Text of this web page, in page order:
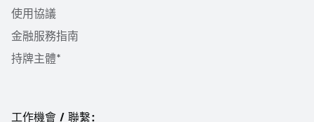
使用協議
金融服務指南
持牌主體*
工作機會 / 聯繫：